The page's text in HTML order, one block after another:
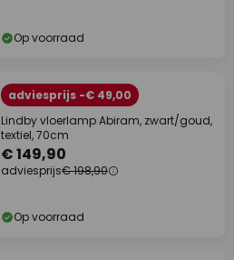
Op voorraad
adviesprijs -€ 49,00
Lindby vloerlamp Abiram, zwart/goud,
textiel, 70cm
€ 149,90
adviesprijs€ 198,90
Op voorraad